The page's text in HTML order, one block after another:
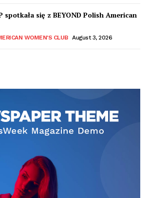
spotkała się z BEYOND Polish American
WOMEN'S CLUB August 3, 2026